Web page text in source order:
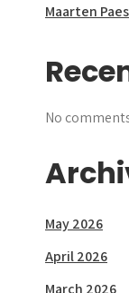
Maarten Paes
No
May 2026
April 2026
March 2026